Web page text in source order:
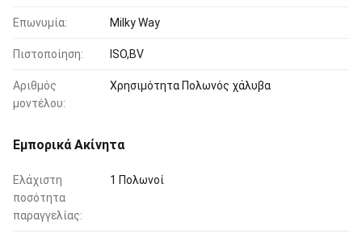
Επωνυμία: Milky Way
Πιστοποίηση: ISO,BV
Αριθμός
μοντέλου:
Χρησιμότητα Πολωνός χάλυβα
Εμπορικά Ακίνητα
Ελάχιστη
ποσότητα
παραγγελίας:
1 Πολωνοί